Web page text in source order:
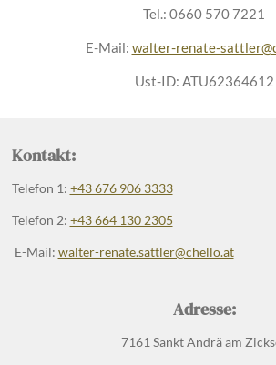
Tel.: 0660 570 7221
E-Mail: walter-renate-
Ust-ID: ATU62364612
Kontakt:
Telefon 1: +43 676 906 3333
Telefon 2: +43 664 130 2305
E-Mail: walter-renate.sattler@chello.at
Adresse:
7161 Sankt Andrä am